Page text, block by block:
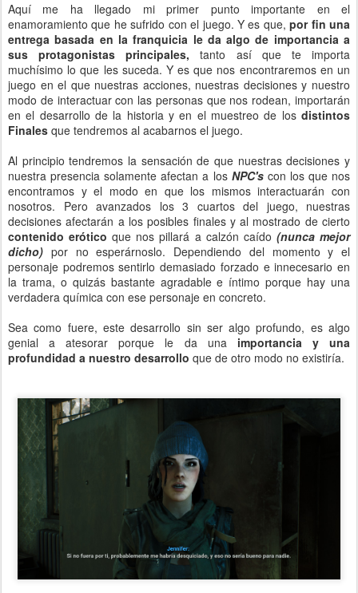
Aquí me ha llegado mi primer punto importante en el
enamoramiento que he sufrido con el juego. Y es que,por fin una
entrega basada en la franquicia le da algo de importancia a
sus protagonistas principales,tanto así que te importa
muchísimo lo que les suceda. Y es que nos encontraremos en un
juego en el que nuestras acciones, nuestras decisiones y nuestro
modo de interactuar con las personas que nos rodean, importarán
en el desarrollo de la historia y en el muestreo de los distintos
Finales que tendremos al acabarnos el juego.
Al principio tendremos la sensación de que nuestras decisiones y
nuestra presencia solamente afectan a los NPC's con los que nos
encontramos y el modo en que los mismos interactuarán con
nosotros. Pero avanzados los 3 cuartos del juego, nuestras
decisiones afectarán a los posibles finales y al mostrado de cierto
contenido eróticoque nos pillará a calzón caído (nunca mejor
dicho) por no esperárnoslo. Dependiendo del momento y el
personaje podremos sentirlo demasiado forzado e innecesario en
la trama, o quizás bastante agradable e íntimo porque hay una
verdadera química con ese personaje en concreto.
Sea como fuere, este desarrollo sin ser algo profundo, es algo
genial a atesorar porque le da una importancia y una
profundidad a nuestro desarrollo que de otro modo no existiría.